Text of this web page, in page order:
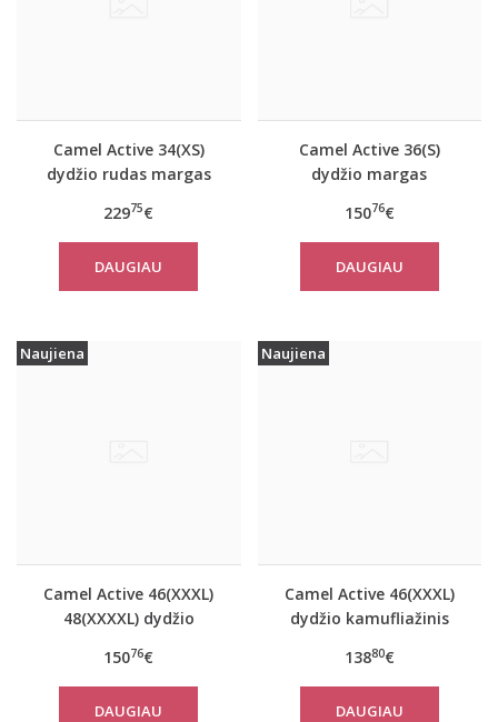
Camel Active 34(XS)
dydžio rudas margas
paltas 310050 6F32
22975€
DAUGIAU
Camel Active 36(S)
dydžio margas
paltas 310320 2501
15076€
DAUGIAU
Naujiena
Camel Active 46(XXXL)
48(XXXXL) dydžio
spalvos moteriškas
paltas 310760
15076€
DAUGIAU
Naujiena
Camel Active 46(XXXL)
dydžio kamufliažinis
310780
13880€
DAUGIAU